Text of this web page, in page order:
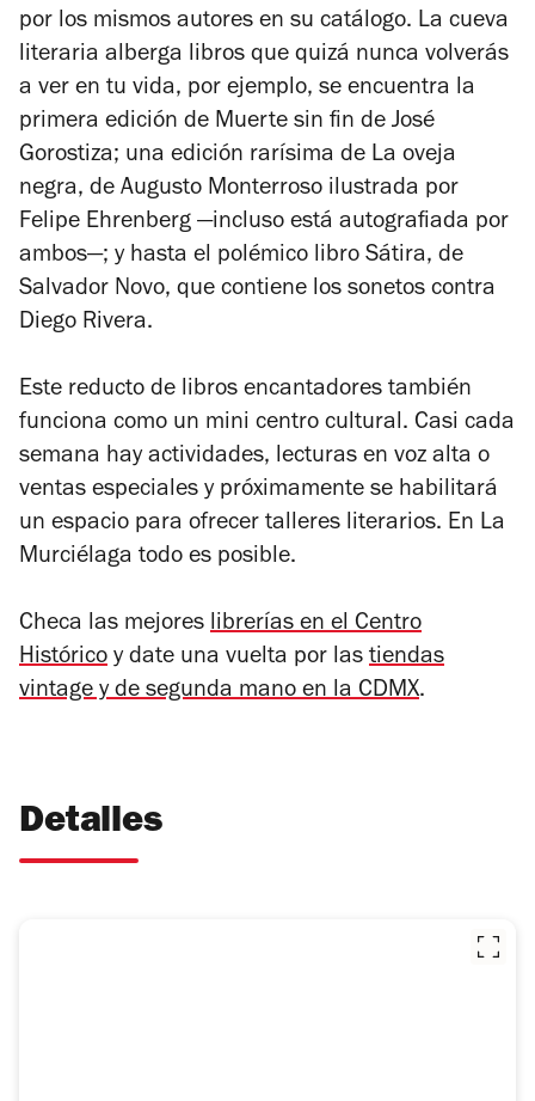
por los mismos autores en su catálogo. La cueva
literaria alberga libros que quizá nunca volverás
a ver en tu vida, por ejemplo, se encuentra la
primera edición de Muerte sin fin de José
Gorostiza; una edición rarísima de La oveja
negra, de Augusto Monterroso ilustrada por
Felipe Ehrenberg —incluso está autografiada por
ambos—; y hasta el polémico libro Sátira, de
Salvador Novo, que contiene los sonetos contra
Diego Rivera.
Este reducto de libros encantadores también
funciona como un mini centro cultural. Casi cada
semana hay actividades, lecturas en voz alta o
ventas especiales y próximamente se habilitará
un espacio para ofrecer talleres literarios. En La
Murciélaga todo es posible.
Checa las mejores librerías en el Centro
Histórico y date una vuelta por las tiendas
vintage y de segunda mano en la CDMX.
Detalles